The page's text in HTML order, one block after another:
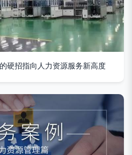
硬招指向人力资源服务新高度